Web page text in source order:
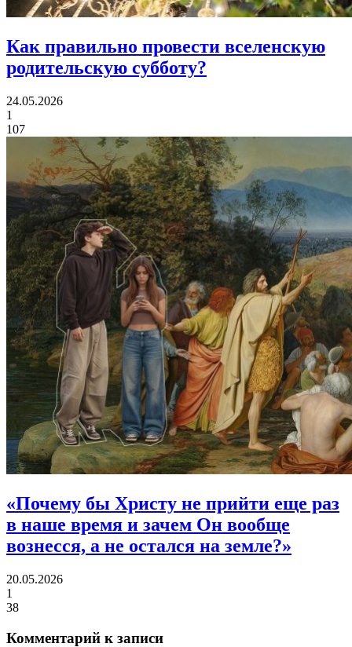
Как правильно провести вселенскую
родительскую субботу?
24.05.2026
1
107
«Почему бы Христу не прийти еще раз
в наше время и зачем Он вообще
вознесся, а не остался на земле?»
20.05.2026
1
38
Комментарий к записи